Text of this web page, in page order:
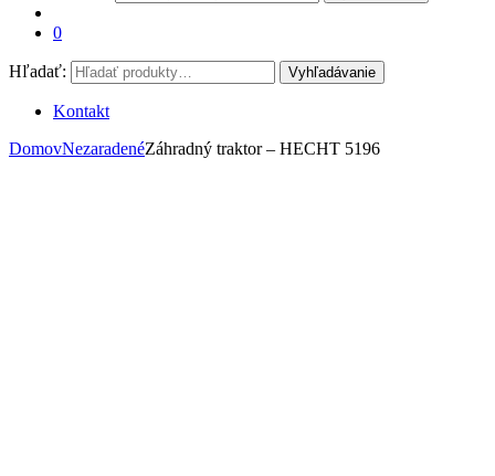
0
Hľadať: Vyhľadávanie
Kontakt
DomovNezaradenéZáhradný traktor – HECHT 5196